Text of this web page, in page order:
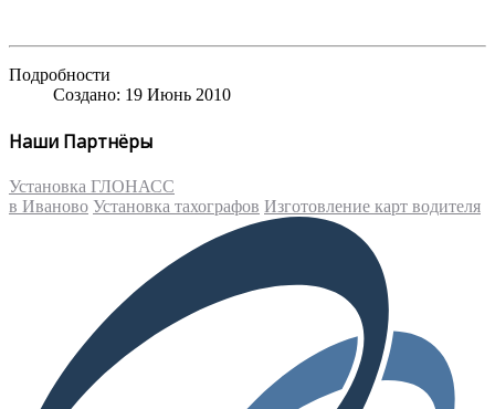
Подробности
Создано: 19 Июнь 2010
Наши Партнёры
Установка ГЛОНАСС
в Иваново Установка тахографов Изготовление карт водителя